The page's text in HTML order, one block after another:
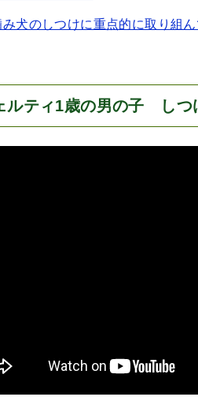
み犬のしつけに重点的に取り組
ルティ1歳の男の子 しつ